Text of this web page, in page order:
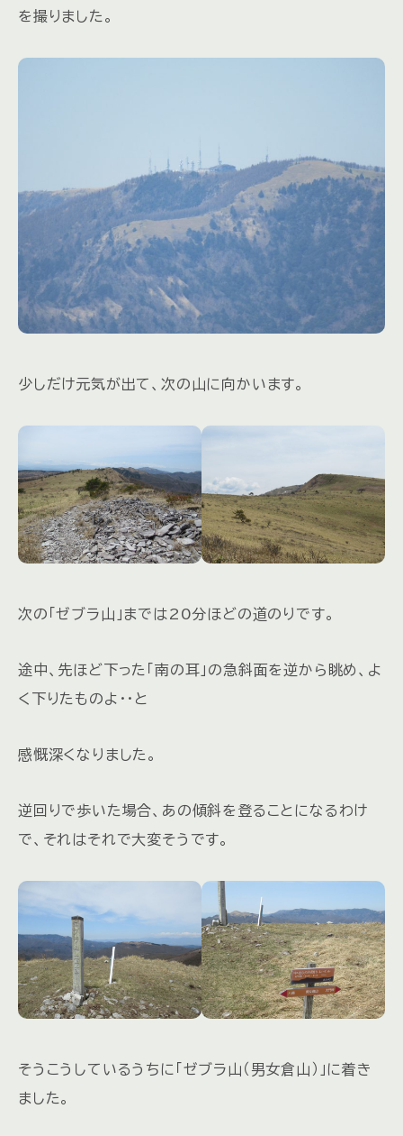
を撮りました。
少しだけ元気が出て、次の山に向かいます。
次の「ゼブラ山」までは20分ほどの道のりです。
途中、先ほど下った「南の耳」の急斜面を逆から眺め、よ
く下りたものよ・・と
感慨深くなりました。
逆回りで歩いた場合、あの傾斜を登ることになるわけ
で、それはそれで大変そうです。
そうこうしているうちに「ゼブラ山（男女倉山）」に着き
ました。